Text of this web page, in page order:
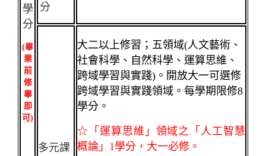
學
分
(畢
業
前
修
畢
即
可 )
分
多元課
大二以上修習；五領域(人文藝術、
社會科學、自然科學、運算思維、
跨域學習與實踐)。開放大一可選修
跨域學習與實踐領域。每學期限修8
學分。
☆「運算思維」領域之「人工智慧
概論」1學分，大一必修。